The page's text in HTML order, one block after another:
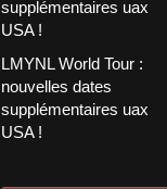
LMYNL World Tour :
nouvelles dates
supplémentaires uax
USA !